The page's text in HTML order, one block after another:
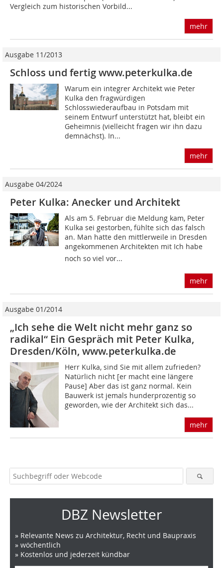
Vergleich zum historischen Vorbild...
mehr
Ausgabe 11/2013
Schloss und fertig www.peterkulka.de
Warum ein integrer Architekt wie Peter
Kulka den fragwürdigen
Schlosswiederaufbau in Potsdam mit
seinem Entwurf unterstützt hat, bleibt ein
Geheimnis (vielleicht fragen wir ihn dazu
demnächst). In...
mehr
Ausgabe 04/2024
Peter Kulka: Anecker und Architekt
Als am 5. Februar die Meldung kam, Peter
Kulka sei gestorben, fühlte sich das falsch
an. Man hatte den mittlerweile in Dresden
angekommenen Architekten mit Ich habe
noch so viel vor...
mehr
Ausgabe 01/2014
„Ich sehe die Welt nicht mehr ganz so
radikal“ Ein Gespräch mit Peter Kulka,
Dresden/Köln, www.peterkulka.de
Herr Kulka, sind Sie mit allem zufrieden?
Natürlich nicht [er macht eine längere
Pause] Aber das ist ganz normal. Kein
Bauwerk ist jemals hunderprozentig so
geworden, wie der Architekt sich das...
mehr
DBZ Newsletter
» Relevante News zu Architektur, Recht und Baupraxis
» wöchentlich
» Kostenlos und jederzeit kündbar